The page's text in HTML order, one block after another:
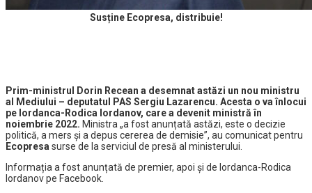
Susține Ecopresa, distribuie!
Prim-ministrul Dorin Recean a desemnat astăzi un nou ministru
al Mediului – deputatul PAS Sergiu Lazarencu. Acesta o va înlocui
pe Iordanca-Rodica Iordanov, care a devenit ministră în
noiembrie 2022. Ministra „a fost anunțată astăzi, este o decizie
politică, a mers și a depus cererea de demisie”, au comunicat pentru
Ecopresa surse de la serviciul de presă al ministerului.
Informația a fost anunțată de premier, apoi și de Iordanca-Rodica
Iordanov pe Facebook.